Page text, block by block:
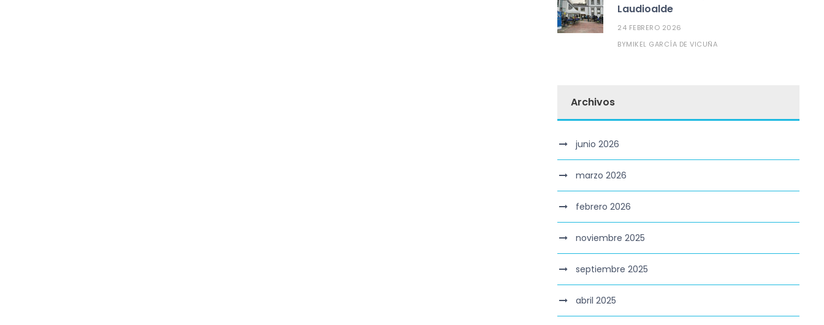
Laudioalde
24 FEBRERO 2026
BYMIKEL GARCÍA DE VICUÑA
Archivos
junio 2026
marzo 2026
febrero 2026
noviembre 2025
septiembre 2025
abril 2025